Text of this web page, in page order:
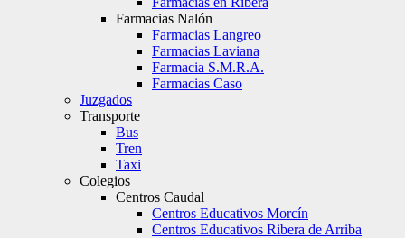
Farmacias Nalón
Farmacias Langreo
Farmacias Laviana
Farmacia S.M.R.A.
Farmacias Caso
Juzgados
Transporte
Bus
Tren
Taxi
Colegios
Centros Caudal
Centros Educativos Morcín
Centros Educativos Ribera de Arriba